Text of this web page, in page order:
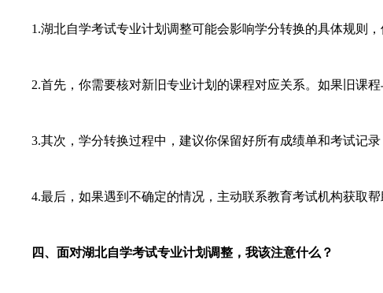
1.湖北自学考试专业计划调整可能会影响学分转换的具体规则，
2.首先，你需要核对新旧专业计划的课程对应关系。如果旧课程
3.其次，学分转换过程中，建议你保留好所有成绩单和考试记录
4.最后，如果遇到不确定的情况，主动联系教育考试机构获取帮
四、面对湖北自学考试专业计划调整，我该注意什么？